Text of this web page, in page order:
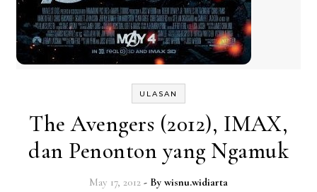
ULASAN
The Avengers (2012), IMAX,
dan Penonton yang Ngamuk
May 17, 2012 - By wisnu.widiarta